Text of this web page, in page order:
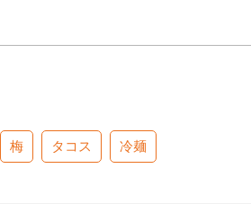
梅 タコス 冷麺